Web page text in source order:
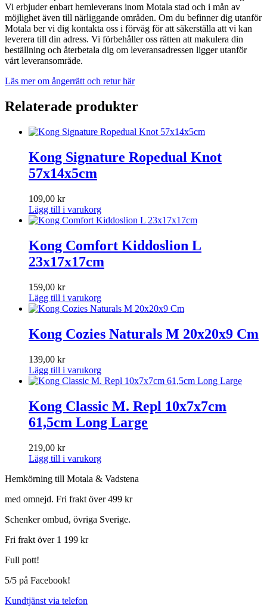
Vi erbjuder enbart hemleverans inom Motala stad och i mån av
möjlighet även till närliggande områden. Om du befinner dig utanför
Motala ber vi dig kontakta oss i förväg för att säkerställa att vi kan
leverera till din adress. Vi förbehåller oss rätten att makulera din
beställning och återbetala dig om leveransadressen ligger utanför
vårt leveransområde.
Läs mer om ångerrätt och retur här
Relaterade produkter
Kong Signature Ropedual Knot
57x14x5cm
109,00 kr
Lägg till i varukorg
Kong Comfort Kiddoslion L
23x17x17cm
159,00 kr
Lägg till i varukorg
Kong Cozies Naturals M 20x20x9 Cm
139,00 kr
Lägg till i varukorg
Kong Classic M. Repl 10x7x7cm
61,5cm Long Large
219,00 kr
Lägg till i varukorg
Hemkörning till Motala & Vadstena
med omnejd. Fri frakt över 499 kr
Schenker ombud, övriga Sverige.
Fri frakt över 1 199 kr
Full pott!
5/5 på Facebook!
Kundtjänst via telefon